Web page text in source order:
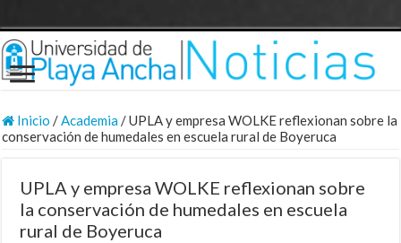
Inicio /Academia/UPLA y empresa WOLKE reflexionan sobre la
conservación de humedales en escuela rural de Boyeruca
UPLA y empresa WOLKE reflexionan sobre
la conservación de humedales en escuela
rural de Boyeruca